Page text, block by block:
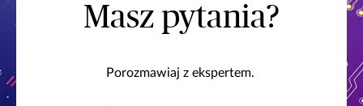
Masz pytania?
Porozmawiaj z ekspertem.